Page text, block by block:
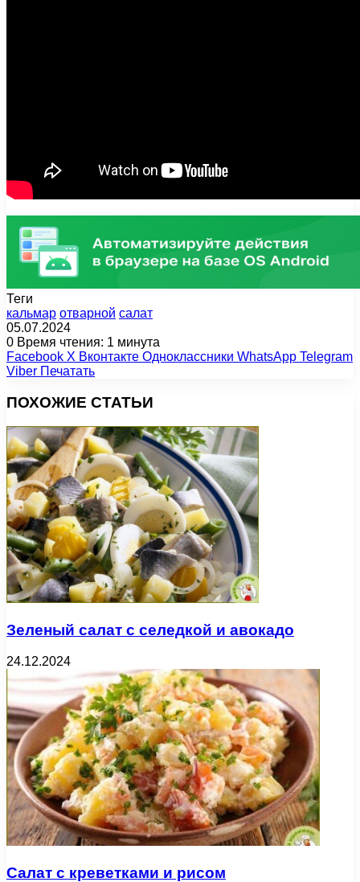
Теги
кальмар отварной салат
05.07.2024
0 Время чтения: 1 минута
Facebook X Вконтакте Одноклассники WhatsApp Telegram
Viber Печатать
ПОХОЖИЕ СТАТЬИ
Зеленый салат с селедкой и авокадо
24.12.2024
Салат с креветками и рисом